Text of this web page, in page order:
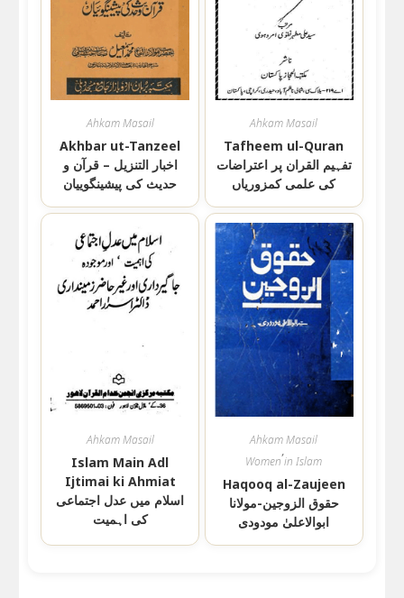
Ahkam Masail
Akhbar ut-Tanzeel
اخبار التنزیل – قرآن و
حدیث کی پیشینگوییان
Ahkam Masail
Tafheem ul-Quran
تفہیم القران پر اعتراضات
کی علمی کمزوریاں
Ahkam Masail
Islam Main Adl
Ijtimai ki Ahmiat
اسلام میں عدل اجتماعی
کی اہمیت
Ahkam Masail
,
Women in Islam
Haqooq al-Zaujeen
حقوق الزوجین-مولانا
ابوالاعلیٰ مودودی